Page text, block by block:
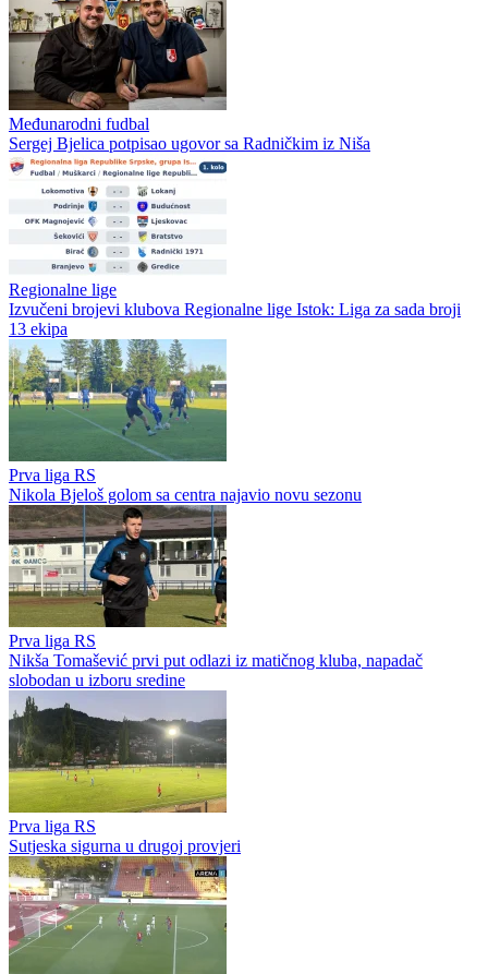
Prva liga RS
Dragan Kulina ponovo na utakmici Slavije, na stadionu ga sačekao
poklon
Prva liga RS
Prva liga Republike Srpske bez prenosa na koje smo navikli?
Premijer liga BiH
Borac dobija veliko pojačanje za nastavak sezone
Međunarodni fudbal
Sergej Bjelica potpisao ugovor sa Radničkim iz Niša
Regionalne lige
Izvučeni brojevi klubova Regionalne lige Istok: Liga za sada broji
13 ekipa
Prva liga RS
Nikola Bjeloš golom sa centra najavio novu sezonu